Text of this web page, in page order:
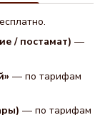
/ постамат) —
— по тарифам
— по тарифам